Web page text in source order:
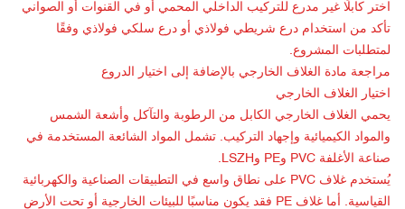
اختر كابلًا غير مدرع للتركيب الداخلي المحمي أو في القنوات أو الصواني
تأكد من استخدام درع شريطي فولاذي أو درع سلكي فولاذي وفقًا
لمتطلبات المشروع.
مراجعة مادة الغلاف الخارجي بالإضافة إلى اختيار الدروع
اختيار الغلاف الخارجي
يحمي الغلاف الخارجي الكابل من الرطوبة والتآكل وأشعة الشمس
والمواد الكيميائية وإجهاد التركيب. تشمل المواد الشائعة المستخدمة في
صناعة الأغلفة PVC وPE وLSZH.
يُستخدم غلاف PVC على نطاق واسع في التطبيقات الصناعية والكهربائية
القياسية. أما غلاف PE فقد يكون مناسبًا للبيئات الخارجية أو تحت الأرض